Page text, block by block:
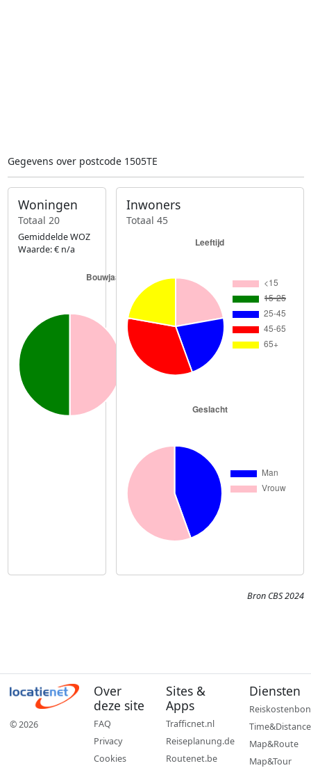
Gegevens over postcode 1505TE
Woningen
Totaal 20
Gemiddelde WOZ
Waarde: € n/a
Inwoners
Totaal 45
Bron CBS 2024
© 2026
Over
deze site
FAQ
Privacy
Cookies
Sites &
Apps
Trafficnet.nl
Reiseplanung.de
Routenet.be
Diensten
Reiskostenbon
Time&Distance
Map&Route
Map&Tour